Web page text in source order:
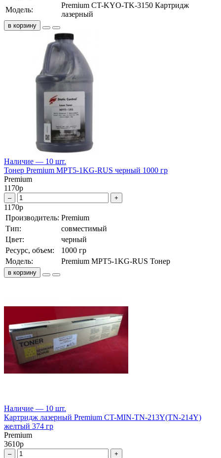
Модель:
Premium CT-KYO-TK-3150 Картридж
лазерный
в корзину
Наличие — 10 шт.
Тонер Premium MPT5-1KG-RUS черный 1000 гр
Premium
1170р
– +
1170р
Производитель: Premium
Тип:
совместимый
Цвет:
черный
Ресурс, объем:
1000 гр
Модель:
Premium MPT5-1KG-RUS Тонер
в корзину
Наличие — 10 шт.
Картридж лазерный Premium CT-MIN-TN-213Y(TN-214Y)
желтый 374 гр
Premium
3610р
– +